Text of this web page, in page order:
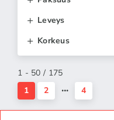
Leveys
Korkeus
1 - 50 / 175
1
2 4